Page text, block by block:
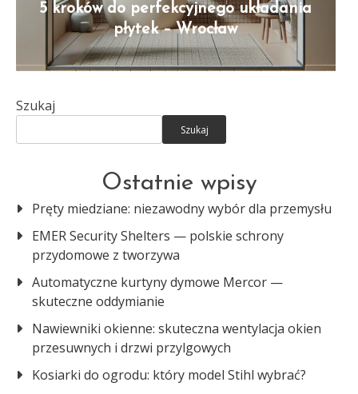
5 kroków do perfekcyjnego układania
płytek – Wrocław
Szukaj
Szukaj
Ostatnie wpisy
Pręty miedziane: niezawodny wybór dla przemysłu
EMER Security Shelters — polskie schrony
przydomowe z tworzywa
Automatyczne kurtyny dymowe Mercor —
skuteczne oddymianie
Nawiewniki okienne: skuteczna wentylacja okien
przesuwnych i drzwi przylgowych
Kosiarki do ogrodu: który model Stihl wybrać?